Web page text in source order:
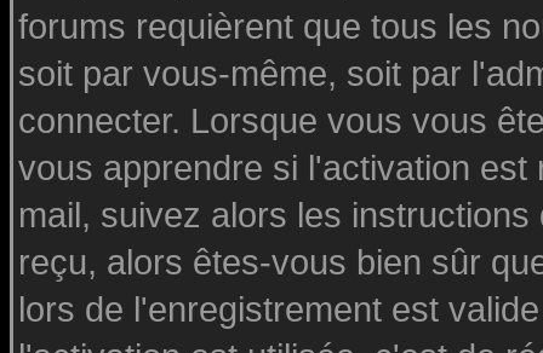
forums requièrent que tous les
soit par vous-même, soit par
connecter. Lorsque vous vous
vous apprendre si l'activation
mail, suivez alors les
reçu, alors êtes-vous bien sûr
lors de l'enregistrement est